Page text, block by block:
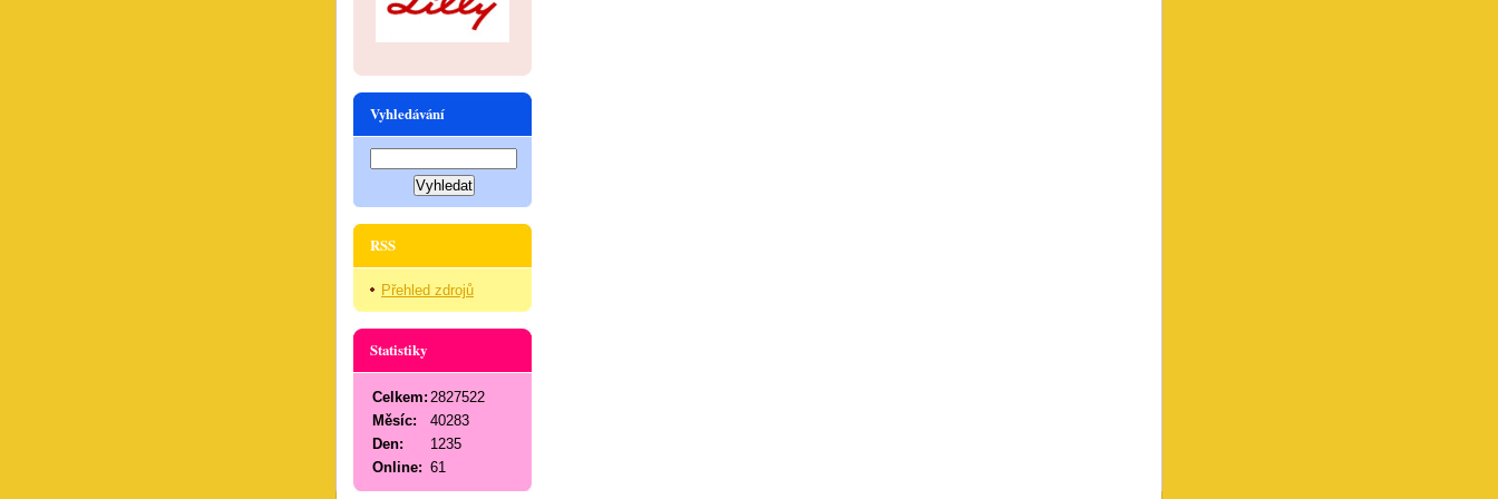
Vyhledávání
RSS
Přehled zdrojů
Statistiky
Online: 61
Celkem: 2827522
Měsíc:
40283
Den:
1235